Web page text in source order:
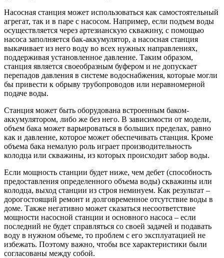
Насосная станция может использоваться как самостоятельный
агрегат, так и в паре с насосом. Например, если подъем воды
осуществляется через артезианскую скважину, с помощью
насоса заполняется бак-аккумулятор, а насосная станция
выкачивает из него воду во всех нужных направлениях,
поддерживая установленное давление. Таким образом,
станция является своеобразным буфером и не допускает
перепадов давления в системе водоснабжения, которые могли
бы привести к обрыву трубопроводов или неравномерной
подаче воды.
Станция может быть оборудована встроенным баком-
аккумулятором, либо же без него. В зависимости от модели,
объем бака может варьироваться в больших пределах, равно
как и давление, которое может обеспечивать станция. Кроме
объема бака немалую роль играет производительность
колодца или скважины, из которых происходит забор воды.
Если мощность станции будет ниже, чем дебет (способность
предоставления определенного объема воды) скважины или
колодца, выход станции из строя неминуем. Как результат –
дорогостоящий ремонт и долговременное отсутствие воды в
доме. Также негативно может сказаться несоответствие
мощности насосной станции и основного насоса – если
последний не будет справляться со своей задачей и подавать
воду в нужном объеме, то проблем с его эксплуатацией не
избежать. Поэтому важно, чтобы все характеристики были
согласованы между собой.